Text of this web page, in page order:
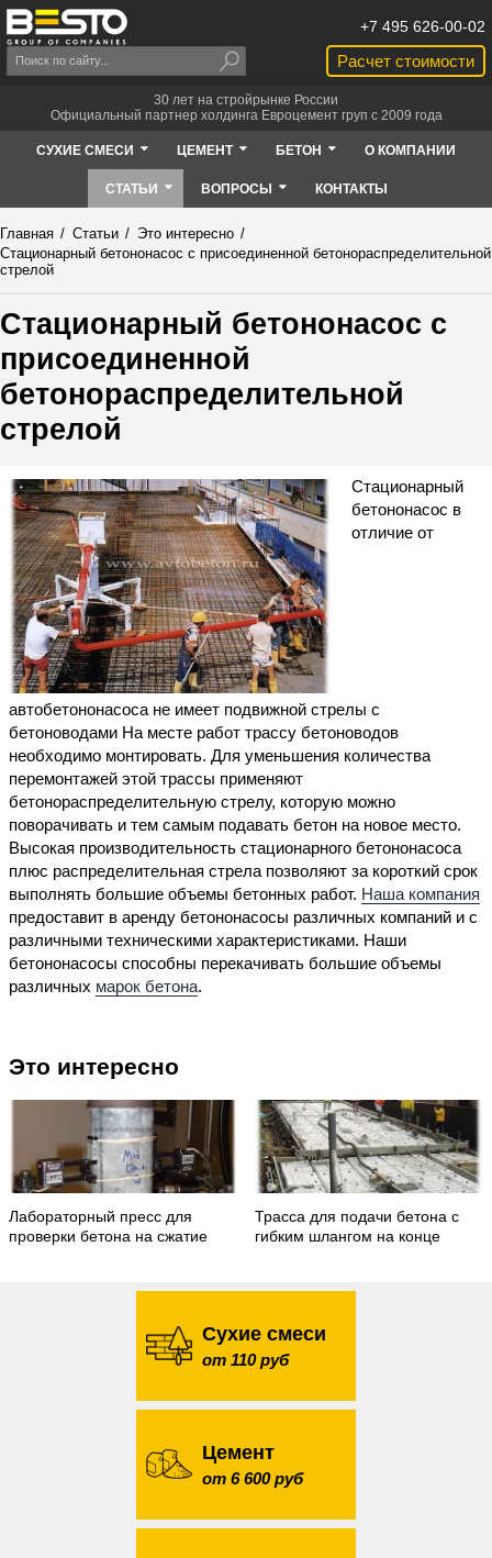
Расчет стоимости
+7 495 626-00-02
30 лет на стройрынке России
Официальный партнер холдинга Евроцемент груп с 2009 года
СУХИЕ СМЕСИ ЦЕМЕНТ БЕТОН О КОМПАНИИ
СТАТЬИ ВОПРОСЫ КОНТАКТЫ
Главная / Статьи / Это интересно /
Стационарный бетононасос с присоединенной бетонораспределительной
стрелой
Стационарный бетононасос с
присоединенной
бетонораспределительной
стрелой
Стационарный
бетононасос в
отличие от
автобетононасоса не имеет подвижной стрелы с
бетоноводами На месте работ трассу бетоноводов
необходимо монтировать. Для уменьшения количества
перемонтажей этой трассы применяют
бетонораспределительную стрелу, которую можно
поворачивать и тем самым подавать бетон на новое место.
Высокая производительность стационарного бетононасоса
плюс распределительная стрела позволяют за короткий срок
выполнять большие объемы бетонных работ. Наша компания
предоставит в аренду бетононасосы различных компаний и с
различными техническими характеристиками. Наши
бетононасосы способны перекачивать большие объемы
различных марок бетона.
Это интересно
Лабораторный пресс для
проверки бетона на сжатие
Трасса для подачи бетона с
гибким шлангом на конце
Сухие смеси
от 110 руб
Цемент
от 6 600 руб